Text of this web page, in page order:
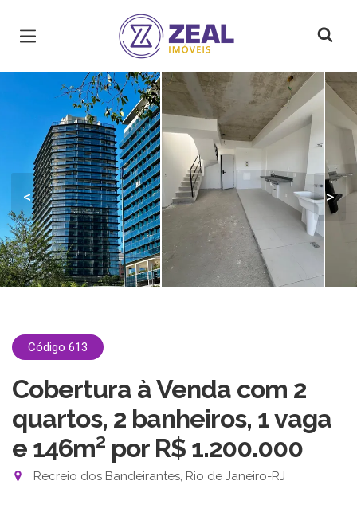
Página inicial
< >
Código 613
Cobertura à Venda com 2
quartos, 2 banheiros, 1 vaga
e 146m² por R$ 1.200.000
Recreio dos Bandeirantes, Rio de Janeiro-RJ